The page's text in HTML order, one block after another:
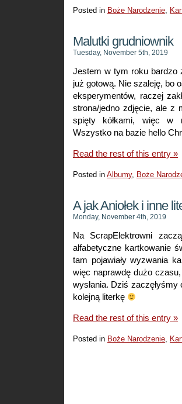
Posted in Boże Narodzenie,
Malutki grudniownik
Tuesday, November 5th, 2019
Jestem w tym roku bardzo
już gotową. Nie szaleję, bo
eksperymentów, raczej
strona/jedno zdjęcie, ale z
spięty kółkami, więc w
Wszystko na bazie hello
Read the rest of this entry »
Posted in Albumy, Boże
A jak Aniołek i inne
Monday, November 4th, 2019
Na ScrapElektrowni
alfabetyczne kartkowanie
tam pojawiały wyzwania
więc naprawdę dużo
wysłania. Dziś zaczęłyśmy
kolejną literkę
Read the rest of this entry »
Posted in Boże Narodzenie,